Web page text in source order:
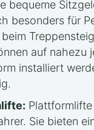
bequeme
besonders für
auf nahezu
installiert
Sie bieten